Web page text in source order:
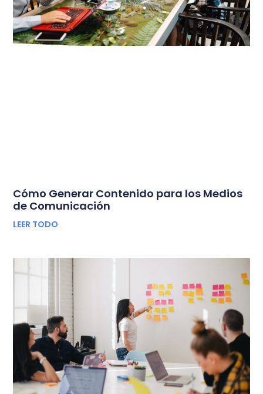
Cómo Generar Contenido para los Medios
de Comunicación
LEER TODO